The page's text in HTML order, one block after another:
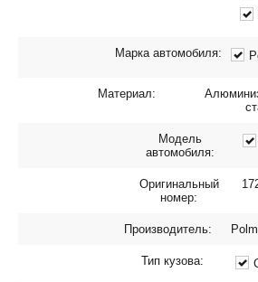
Марка автомобиля:
Материал:
Модель
автомобиля:
Оригинальный
номер:
Производитель:
Тип кузова: